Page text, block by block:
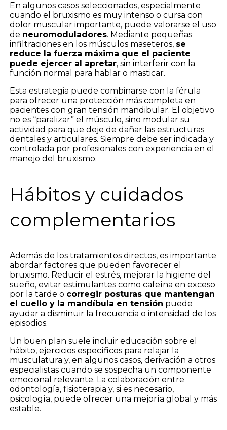
En algunos casos seleccionados, especialmente
cuando el bruxismo es muy intenso o cursa con
dolor muscular importante, puede valorarse el uso
de neuromoduladores. Mediante pequeñas
infiltraciones en los músculos maseteros, se
reduce la fuerza máxima que el paciente
puede ejercer al apretar, sin interferir con la
función normal para hablar o masticar.
Esta estrategia puede combinarse con la férula
para ofrecer una protección más completa en
pacientes con gran tensión mandibular. El objetivo
no es “paralizar” el músculo, sino modular su
actividad para que deje de dañar las estructuras
dentales y articulares. Siempre debe ser indicada y
controlada por profesionales con experiencia en el
manejo del bruxismo.
Hábitos y cuidados
complementarios
Además de los tratamientos directos, es importante
abordar factores que pueden favorecer el
bruxismo. Reducir el estrés, mejorar la higiene del
sueño, evitar estimulantes como cafeína en exceso
por la tarde o corregir posturas que mantengan
el cuello y la mandíbula en tensión puede
ayudar a disminuir la frecuencia o intensidad de los
episodios.
Un buen plan suele incluir educación sobre el
hábito, ejercicios específicos para relajar la
musculatura y, en algunos casos, derivación a otros
especialistas cuando se sospecha un componente
emocional relevante. La colaboración entre
odontología, fisioterapia y, si es necesario,
psicología, puede ofrecer una mejoría global y más
estable.